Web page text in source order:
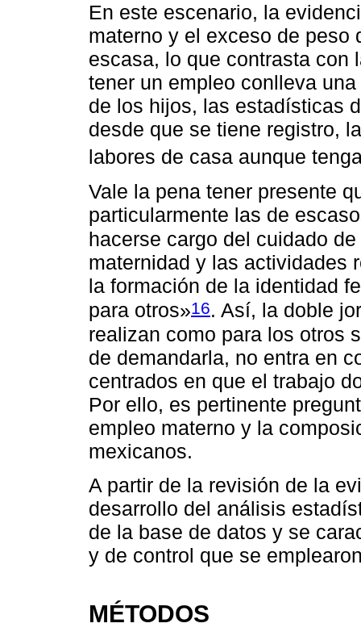
En este escenario, la
materno y el exceso de
escasa, lo que contrasta con
tener un empleo conlleva
de los hijos, las estadísticas
desde que se tiene registro,
labores de casa aunque
Vale la pena tener presente
particularmente las de
hacerse cargo del cuidado
maternidad y las actividades
la formación de la identidad
para otros»16. Así, la doble
realizan como para los otros
de demandarla, no entra en
centrados en que el trabajo
Por ello, es pertinente
empleo materno y la
mexicanos.
A partir de la revisión de la
desarrollo del análisis
de la base de datos y se
y de control que se
MÉTODOS